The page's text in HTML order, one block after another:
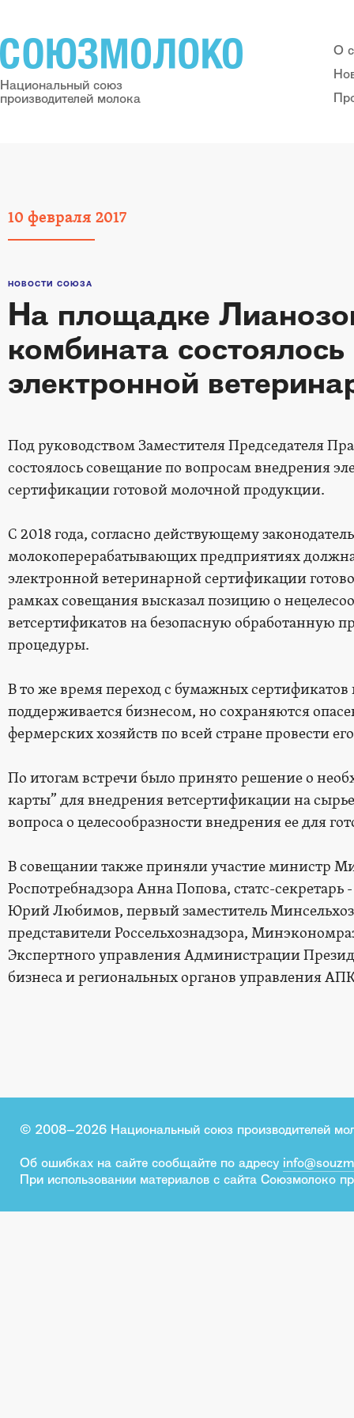
Национальный союз
производителей молока
О
10 февраля 2017
НОВОСТИ СОЮЗА
На площадке
комбината
электронной
Под руководством Заместителя Председателя
состоялось совещание по вопросам внедрения
сертификации готовой молочной продукции.
С 2018 года, согласно действующему
молокоперерабатывающих предприятиях
электронной ветеринарной сертификации
рамках совещания высказал позицию о
ветсертификатов на безопасную обработанную
процедуры.
В то же время переход с бумажных
поддерживается бизнесом, но сохраняются
фермерских хозяйств по всей стране провести
По итогам встречи было принято решение о
карты” для внедрения ветсертификации на
вопроса о целесообразности внедрения ее для
В совещании также приняли участие министр
Роспотребнадзора Анна Попова, статс-
Юрий Любимов, первый заместитель
представители Россельхознадзора,
Экспертного управления Администрации
бизнеса и региональных органов управления
© 2008–2026 Национальный союз производителей
Об ошибках на сайте сообщайте по адресу
При использовании материалов с сайта Союзмолоко